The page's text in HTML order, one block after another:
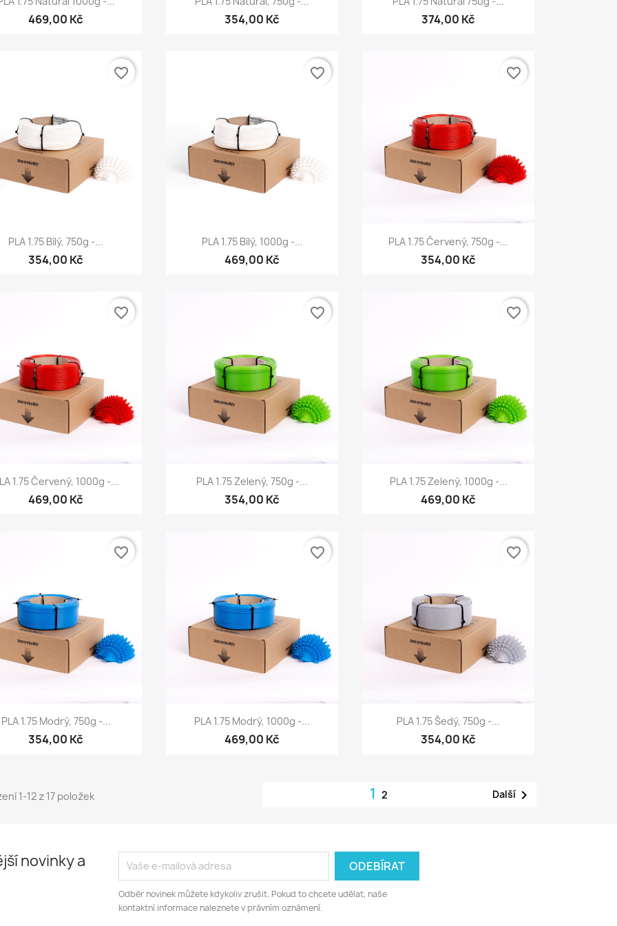
469,00 Kč 354,00 Kč 374,00 Kč
 Rychlý náhled
PLA 1.75 Bílý, 750g -...
354,00 Kč
favorite_border
Rychlý náhled
PLA 1.75 Bílý, 1000g -...
469,00 Kč
favorite_border
Rychlý náhled
PLA 1.75 Červený, 750g -...
354,00 Kč
favorite_border
Rychlý náhled
1.75 Červený, 1000g -...
469,00 Kč
favorite_border
Rychlý náhled
PLA 1.75 Zelený, 750g -...
354,00 Kč
favorite_border
Rychlý náhled
PLA 1.75 Zelený, 1000g -...
469,00 Kč
favorite_border
 Rychlý náhled
PLA 1.75 Modrý, 750g -...
354,00 Kč
favorite_border
Rychlý náhled
PLA 1.75 Modrý, 1000g -...
469,00 Kč
favorite_border
 Rychlý náhled
PLA 1.75 Šedý, 750g -...
354,00 Kč
favorite_border
1-12 z 17 položek 12 Další
novinky a
Odběr novinek můžete kdykoliv zrušit. Pokud to chcete udělat, naše
kontaktní informace naleznete v právním oznámení.